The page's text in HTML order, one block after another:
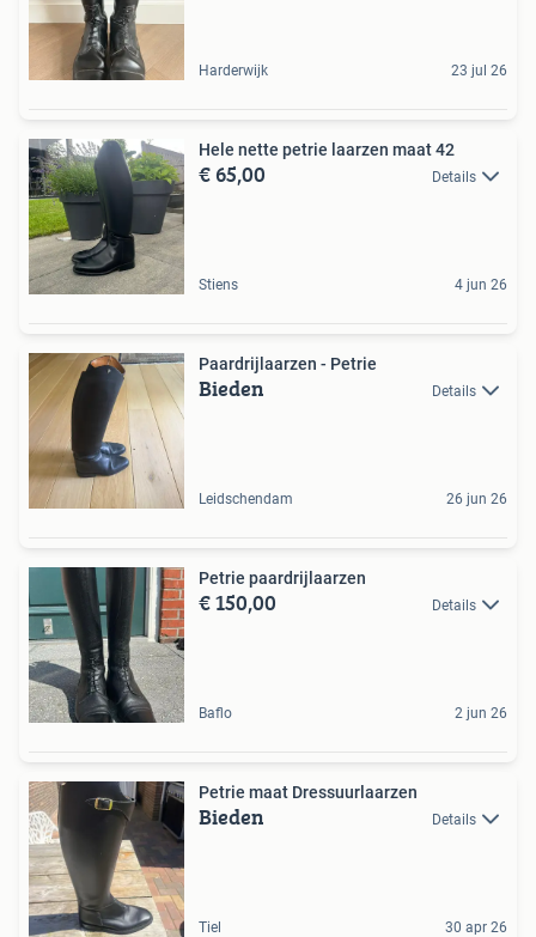
Harderwijk 23 jul 26
Hele nette petrie laarzen maat 42
€ 65,00 Details
Stiens 4 jun 26
Paardrijlaarzen - Petrie
Bieden Details
Leidschendam 26 jun 26
Petrie paardrijlaarzen
€ 150,00 Details
Baflo 2 jun 26
Petrie maat Dressuurlaarzen
Bieden Details
Tiel 30 apr 26